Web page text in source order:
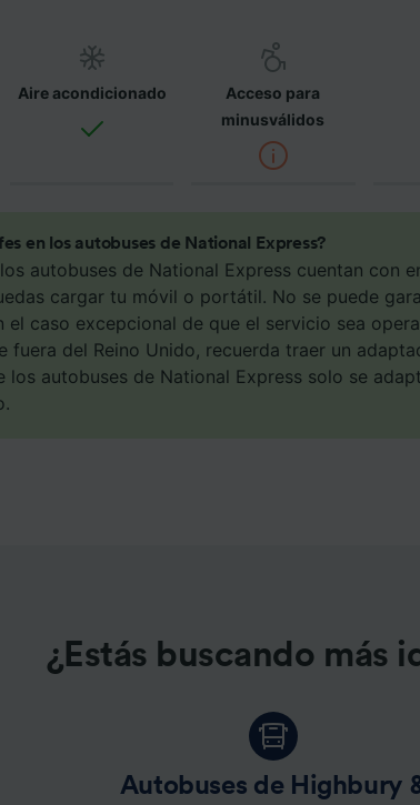
Aire acondicionado
Acceso para
minusválidos
en los autobuses de National Express?
autobuses de National Express cuentan con
cargar tu móvil o portátil. No se puede
el caso excepcional de que el servicio sea
fuera del Reino Unido, recuerda traer un
los autobuses de National Express solo se
¿Estás buscando más
Autobuses de Highbury
nosotros como nuestros asociados tratamos los
datos de localización geográfica precisa.
del dispositivo para su identificación.
en un dispositivo y/o acceder a ella.
de asociados (proveedores)